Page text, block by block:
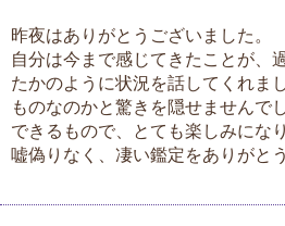
昨夜はありがとうございました。
自分は今まで感じてきたことが、
たかのように状況を話してくれま
ものなのかと驚きを隠せませんで
できるもので、とても楽しみにな
嘘偽りなく、凄い鑑定をありがと